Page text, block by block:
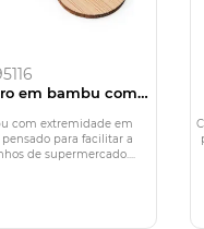
em bambu com
com extremidade em
para facilitar a
de supermercado....